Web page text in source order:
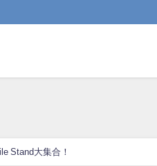
Stand大集合！